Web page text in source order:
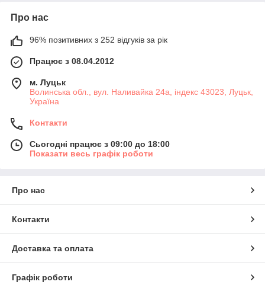
Про нас
96% позитивних з 252 відгуків за рік
Працює з 08.04.2012
м. Луцьк
Волинська обл., вул. Наливайка 24а, індекс 43023, Луцьк,
Україна
Контакти
Сьогодні працює з 09:00 до 18:00
Показати весь графік роботи
Про нас
Контакти
Доставка та оплата
Графік роботи